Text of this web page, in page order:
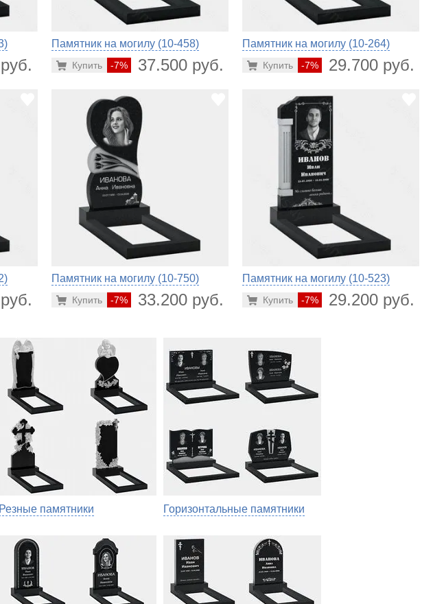
Памятник на могилу (10-458)
-7% 37.500 руб.
Купить
Памятник на могилу (10-264)
-7% 29.700 руб.
Купить
Памятник на могилу (10-750)
-7% 33.200 руб.
Купить
Памятник на могилу (10-523)
-7% 29.200 руб.
Купить
Резные памятники Горизонтальные памятники